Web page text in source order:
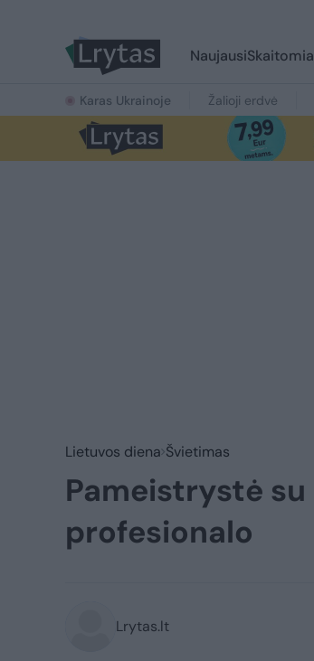
Naujausi
Karas Ukrainoje Žalioji erdvė
Lietuvos diena Švietimas
Pameistrystė
profesionalo
Lrytas.lt